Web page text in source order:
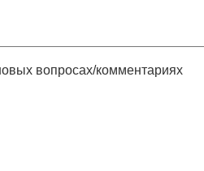
вопросах/комментариях